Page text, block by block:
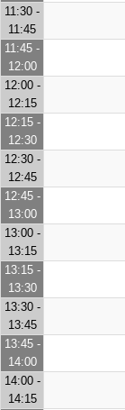
11:30 -
11:45
11:45 -
12:00
12:00 -
12:15
12:15 -
12:30
12:30 -
12:45
12:45 -
13:00
13:00 -
13:15
13:15 -
13:30
13:30 -
13:45
13:45 -
14:00
14:00 -
14:15